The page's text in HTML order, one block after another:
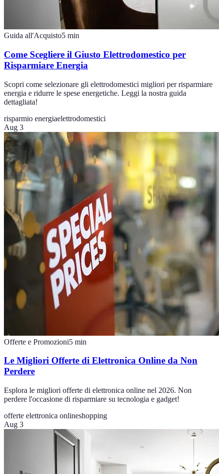
Guida all'Acquisto5 min
Come Scegliere il Giusto Elettrodomestico per
Risparmiare Energia
Scopri come selezionare gli elettrodomestici migliori per risparmiare
energia e ridurre le spese energetiche. Leggi la nostra guida
dettagliata!
risparmio energiaelettrodomestici
Aug 3
Offerte e Promozioni5 min
Le Migliori Offerte di Elettronica Online da Non
Perdere
Esplora le migliori offerte di elettronica online nel 2026. Non
perdere l'occasione di risparmiare su tecnologia e gadget!
offerte elettronica onlineshopping
Aug 3